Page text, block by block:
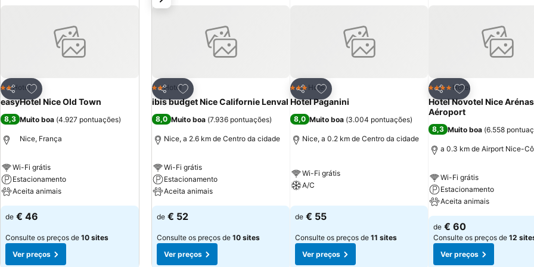
Partilhar
Adicionar aos favoritos
2 Estrelas
Hotel
easyHotel Nice Old Town
8,3 Muito boa (4.927 pontuações)
Nice, França
Wi-Fi grátis
Estacionamento
Aceita animais
de € 46
Consulte os preços de 10 sites
Ver preços
Partilhar
Adicionar aos favoritos
2 Estrelas
Hotel
ibis budget Nice Californie Lenval
8,0 Muito boa (7.936 pontuações)
Nice, a 2.6 km de Centro da cidade
Wi-Fi grátis
Estacionamento
Aceita animais
de € 52
Consulte os preços de 10 sites
Ver preços
Partilhar
Adicionar aos favoritos
3 Estrelas
Hotel
Hotel Paganini
8,0 Muito boa (3.004 pontuações)
Nice, a 0.2 km de Centro da cidade
Wi-Fi grátis
A/C
de € 55
Consulte os preços de 11 sites
Ver preços
Partilhar
Adicionar aos
4 EstrelasHotel
Hotel Novotel Nice Arénas
Aéroport
8,3 Muito boa (6.558
a 0.3 km de Airport Nice-
Wi-Fi grátis
Estacionamento
Aceita animais
de € 60
Consulte os preços de 12
Ver preços